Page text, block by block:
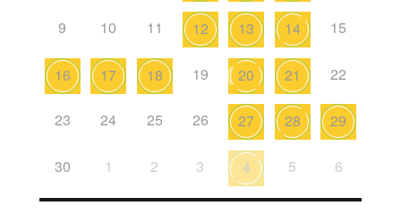
9 10 11 12 13 14 15
16 17 18 19 20 21 22
23 24 25 26 27 28 29
30 1 2 3 4 5 6